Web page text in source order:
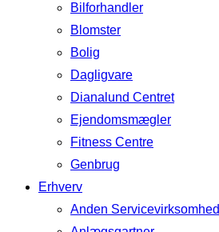
Bilforhandler
Blomster
Bolig
Dagligvare
Dianalund Centret
Ejendomsmægler
Fitness Centre
Genbrug
Erhverv
Anden Servicevirksomhed